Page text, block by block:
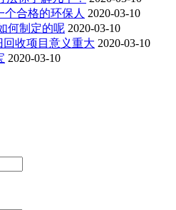
合格的环保人 2020-03-10
何制定的呢 2020-03-10
回收项目意义重大 2020-03-10
2020-03-10